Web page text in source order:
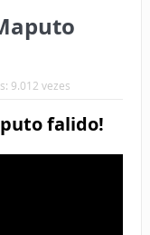
9.012 vezes
falido!